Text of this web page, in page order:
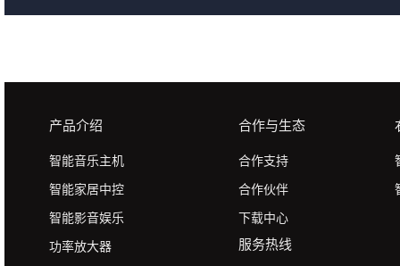
产品介绍
智能音乐主机
智能家居中控
智能影音娱乐
功率放大器
合作与生态
合作支持
合作伙伴
下载中心
服务热线